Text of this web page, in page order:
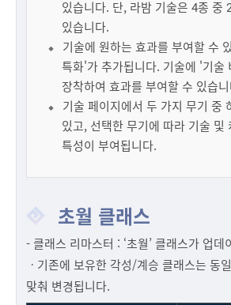
있습니다. 단, 라밤 기술은 4종 중
있습니다.
기술에 원하는 효과를 부여할 수
특화'가 추가됩니다. 기술에 '기술
장착하여 효과를 부여할 수 있습
기술 페이지에서 두 가지 무기 중
있고, 선택한 무기에 따라 기술 및
특성이 부여됩니다.
초월 클래스
- 클래스 리마스터 : ‘초월’ 클래스가 업데
ㆍ기존에 보유한 각성/계승 클래스는 동
맞춰 변경됩니다.